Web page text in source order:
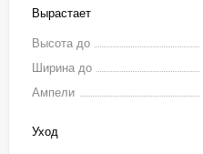
Вырастает
Высота до
Ширина до
Ампели
Уход